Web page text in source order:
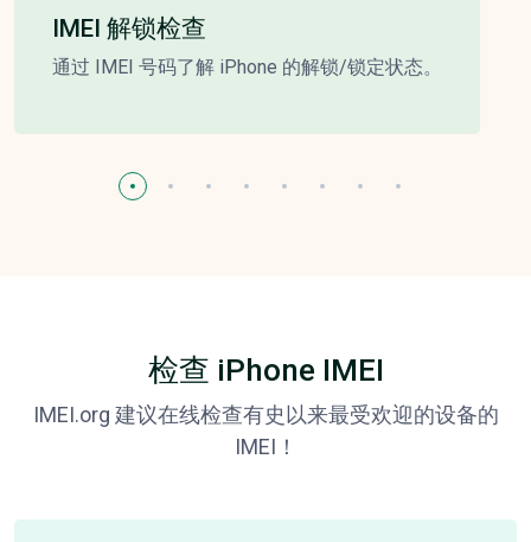
IMEI 解锁检查
通过 IMEI 号码了解 iPhone 的解锁/锁定状态。
检查 iPhone IMEI
IMEI.org 建议在线检查有史以来最受欢迎的设备的
IMEI！